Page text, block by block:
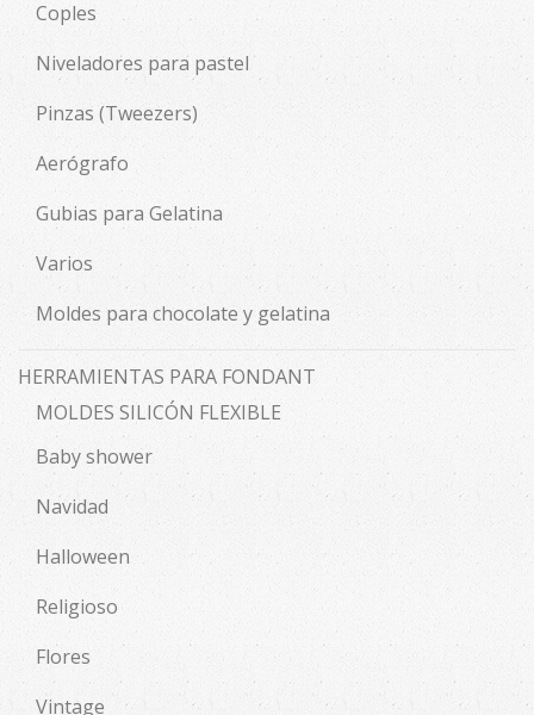
Coples
Niveladores para pastel
Pinzas (Tweezers)
Aerógrafo
Gubias para Gelatina
Varios
Moldes para chocolate y gelatina
HERRAMIENTAS PARA FONDANT
MOLDES SILICÓN FLEXIBLE
Baby shower
Navidad
Halloween
Religioso
Flores
Vintage